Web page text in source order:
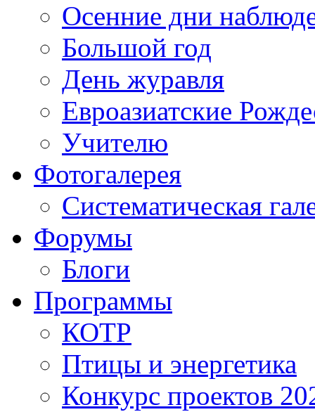
Осенние дни
Большой год
День журавля
Евроазиатские
Учителю
Фотогалерея
Систематическая
Форумы
Блоги
Программы
КОТР
Птицы и энергетика
Конкурс проектов